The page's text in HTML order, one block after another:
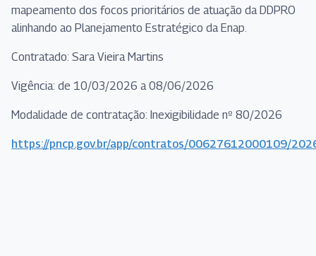
mapeamento dos focos prioritários de atuação da DDPRO
alinhando ao Planejamento Estratégico da Enap.
Contratado: Sara Vieira Martins
Vigência: de 10/03/2026 a 08/06/2026
Modalidade de contratação: Inexigibilidade nº 80/2026
https://pncp.gov.br/app/contratos/00627612000109/